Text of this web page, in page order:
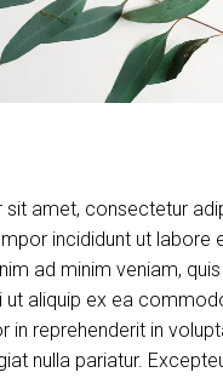
amet, consectetur
incididunt ut labore
ad minim veniam,
ut aliquip ex ea
in reprehenderit in
nulla pariatur.